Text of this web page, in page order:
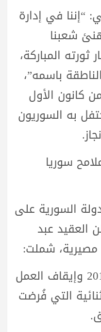
“إننا في إدارة
شعبنا
المباركة،
باسمه”،
كانون الأول
به السوريون
سوريا
السورية على
العقيد عبد
مصيرية، شملت:
وإيقاف العمل
التي فُرضت